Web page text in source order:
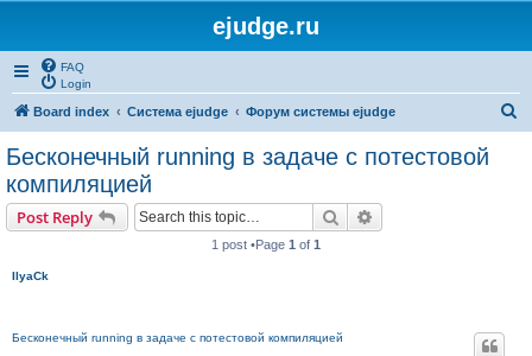
ejudge.ru
FAQ
Login
Board index Система ejudge Форум системы ejudge
Бесконечный running в задаче с потестовой
компиляцией
Post Reply Search
1 post •Page 1 of 1
IlyaCk
Бесконечный running в задаче с потестовой компиляцией